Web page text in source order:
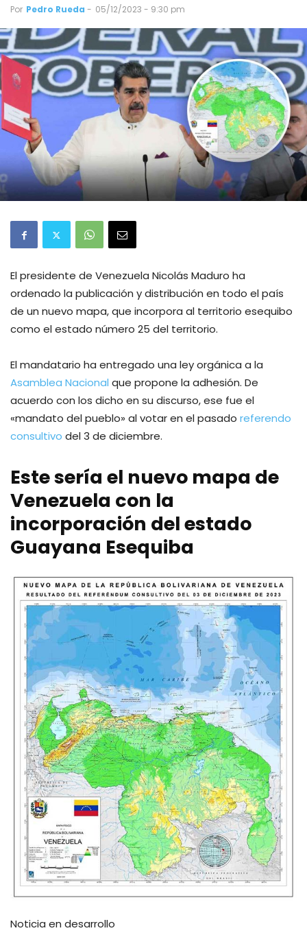
Por Pedro Rueda - 05/12/2023 - 9:30 pm
El presidente de Venezuela Nicolás Maduro ha
ordenado la publicación y distribución en todo el país
de un nuevo mapa, que incorpora al territorio esequibo
como el estado número 25 del territorio.
El mandatario ha entregado una ley orgánica a la
Asamblea Nacional que propone la adhesión. De
acuerdo con los dicho en su discurso, ese fue el
«mandato del pueblo» al votar en el pasado referendo
consultivo del 3 de diciembre.
Este sería el nuevo mapa de
Venezuela con la
incorporación del estado
Guayana Esequiba
Noticia en desarrollo